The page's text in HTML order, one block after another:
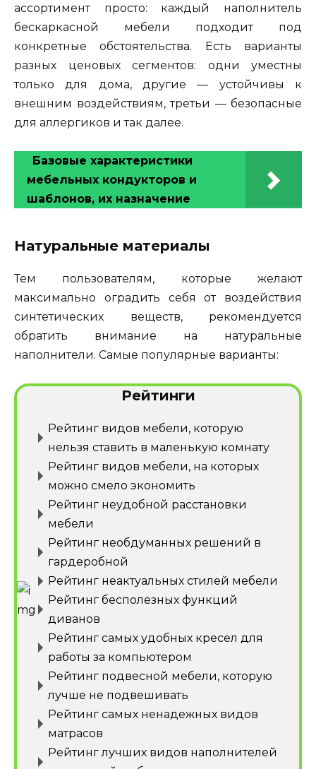
ассортимент просто: каждый наполнитель
бескаркасной мебели подходит под
конкретные обстоятельства. Есть варианты
разных ценовых сегментов: одни уместны
только для дома, другие — устойчивы к
внешним воздействиям, третьи — безопасные
для аллергиков и так далее.
Базовые характеристики
мебельных кондукторов и
шаблонов, их назначение
Натуральные материалы
Тем пользователям, которые желают
максимально оградить себя от воздействия
синтетических веществ, рекомендуется
обратить внимание на натуральные
наполнители. Самые популярные варианты:
Рейтинги
Рейтинг видов мебели, которую
нельзя ставить в маленькую комнату
Рейтинг видов мебели, на которых
можно смело экономить
Рейтинг неудобной расстановки
мебели
Рейтинг необдуманных решений в
гардеробной
Рейтинг неактуальных стилей мебели
Рейтинг бесполезных функций
диванов
Рейтинг самых удобных кресел для
работы за компьютером
Рейтинг подвесной мебели, которую
лучше не подвешивать
Рейтинг самых ненадежных видов
матрасов
Рейтинг лучших видов наполнителей